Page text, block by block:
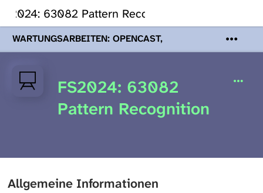
63082 Pattern Recognition
WARTUNGSARBEITEN: OPENCAST,
PODCASTS & TOBIRA
Mi 19. August
Wartungsarbeiten an den Opencast-
Servern werden Ihnen Podcasts,
Verfügung stehen. Kontakt:
FS2024: 63082
Pattern Recognition
Allgemeine Informationen